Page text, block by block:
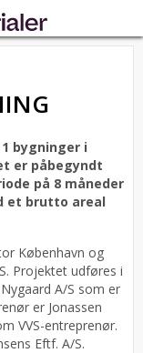
bygninger i
er påbegyndt
på 8 måneder
et brutto areal
København og
Projektet udføres i
A/S som er
er Jonassen
VVS-entreprenør.
Eftf. A/S.